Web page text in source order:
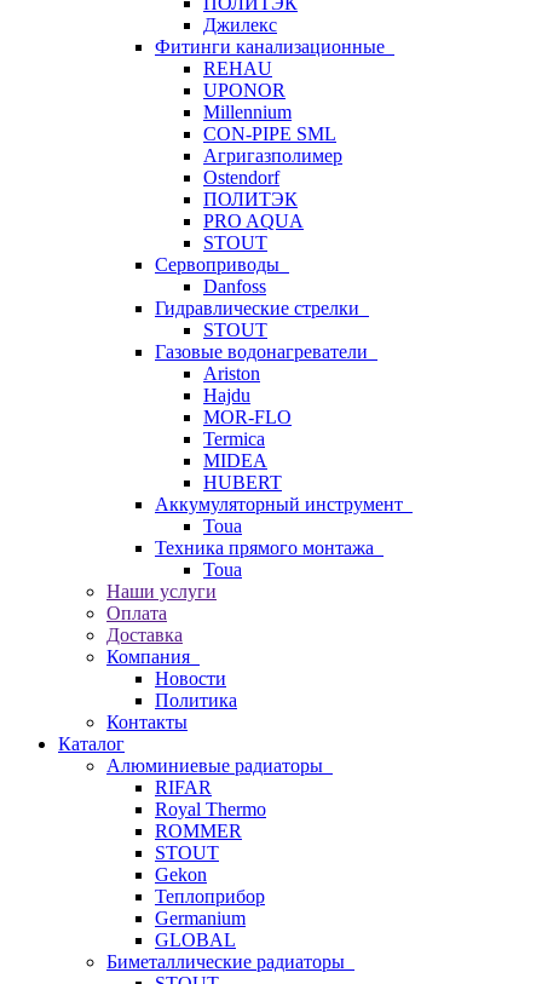
Джилекс
Фитинги канализационные
REHAU
UPONOR
Millennium
CON-PIPE SML
Агригазполимер
Ostendorf
ПОЛИТЭК
PRO AQUA
STOUT
Сервоприводы
Danfoss
Гидравлические стрелки
STOUT
Газовые водонагреватели
Ariston
Hajdu
MOR-FLO
Termica
MIDEA
HUBERT
Аккумуляторный инструмент
Toua
Техника прямого монтажа
Toua
Наши услуги
Оплата
Доставка
Компания
Новости
Политика
Контакты
Каталог
Алюминиевые радиаторы
RIFAR
Royal Thermo
ROMMER
STOUT
Gekon
Теплоприбор
Germanium
GLOBAL
Биметаллические радиаторы